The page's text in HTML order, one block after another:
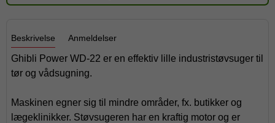
Beskrivelse Anmeldelser
Ghibli Power WD-22 er en effektiv lille industristøvsuger til
tør og vådsugning.
Maskinen egner sig til mindre områder, fx. butikker og
lægeklinikker. Støvsugeren har en kraftig motor og er